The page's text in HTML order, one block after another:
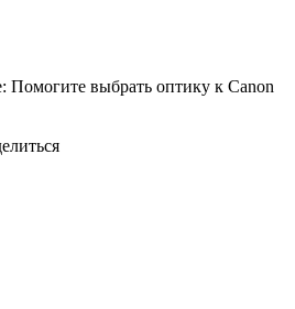
Помогите выбрать оптику к Canon